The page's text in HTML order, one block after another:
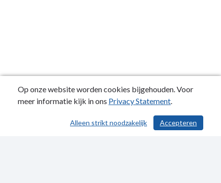
/ 503
Op onze website worden cookies bijgehouden. Voor
meer informatie kijk in ons Privacy Statement.
Accepteren
Alleen strikt noodzakelijk